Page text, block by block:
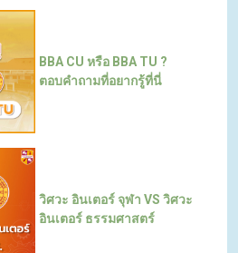
BBA CU หรือ BBA TU ?
ตอบคำถามที่อยากรู้ที่นี่
วิศวะ อินเตอร์ จุฬา VS วิศวะ
อินเตอร์ ธรรมศาสตร์